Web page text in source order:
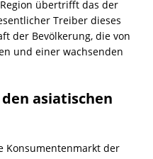
übertrifft das der
Treiber dieses
der Bevölkerung, die von
und einer wachsenden
asiatischen
Konsumentenmarkt der